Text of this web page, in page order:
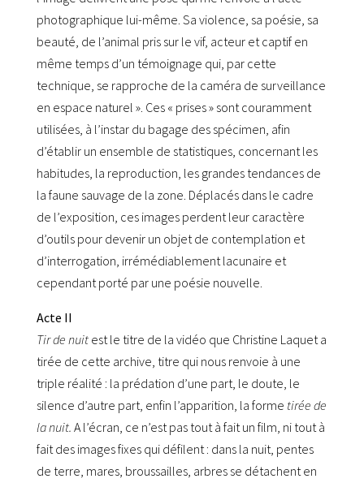
photographique lui-même. Sa violence, sa poésie, sa
beauté, de l’animal pris sur le vif, acteur et captif en
même temps d’un témoignage qui, par cette
technique, se rapproche de la caméra de surveillance
en espace naturel ». Ces « prises » sont couramment
utilisées, à l’instar du bagage des spécimen, afin
d’établir un ensemble de statistiques, concernant les
habitudes, la reproduction, les grandes tendances de
la faune sauvage de la zone. Déplacés dans le cadre
de l’exposition, ces images perdent leur caractère
d’outils pour devenir un objet de contemplation et
d’interrogation, irrémédiablement lacunaire et
cependant porté par une poésie nouvelle.
Acte II
Tir de nuit est le titre de la vidéo que Christine Laquet a
tirée de cette archive, titre qui nous renvoie à une
triple réalité : la prédation d’une part, le doute, le
silence d’autre part, enfin l’apparition, la forme tirée de
la nuit. A l’écran, ce n’est pas tout à fait un film, ni tout à
fait des images fixes qui défilent : dans la nuit, pentes
de terre, mares, broussailles, arbres se détachent en